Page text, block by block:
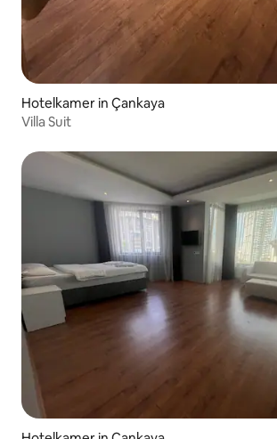
Hotelkamer in Çankaya
Villa Suit